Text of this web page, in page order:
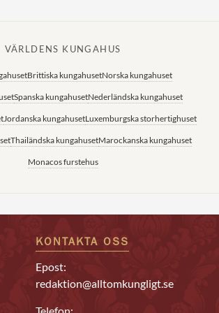
VÄRLDENS KUNGAHUS
Brittiska kungahusetNorska kungahuset
Spanska kungahusetNederländska kungahuset
Jordanska kungahusetLuxemburgska storhertighuset
Thailändska kungahusetMarockanska kungahuset
Monacos furstehus
KONTAKTA OSS
Epost:
redaktion@alltomkungligt.se